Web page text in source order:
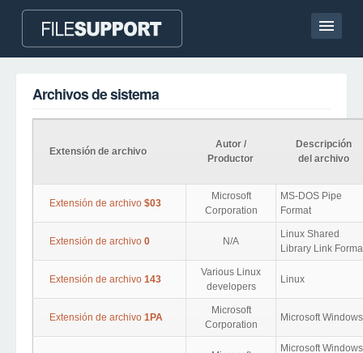
Language
AÑADE LA EXTENSIÓN DE ARCHIVO
Archivos de sistema
Extensión de archivo
Autor /
Productor
Descripción
del archivo
Extensión de archivo $03
Microsoft
Corporation
MS-DOS Pipe
Format
Extensión de archivo 0 N/A
Linux Shared
Library Link
Extensión de archivo 143
Various Linux
developers
Linux
Extensión de archivo 1PA
Microsoft
Corporation
Microsoft Windows
Microsoft Windows